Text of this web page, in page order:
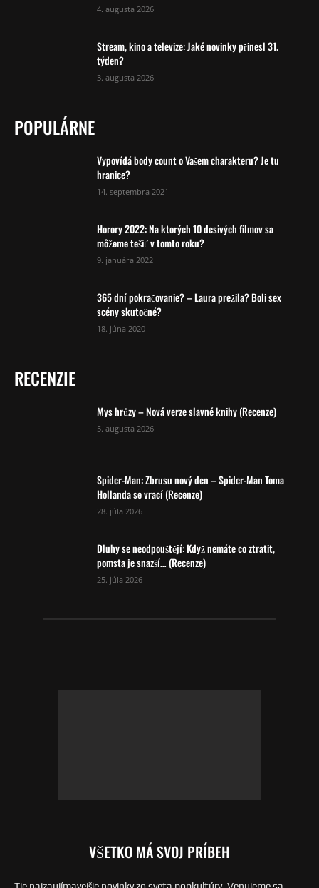
4. augusta 2026
Stream, kino a televize: Jaké novinky přinesl 31.
týden?
3. augusta 2026
POPULÁRNE
Vypovídá body count o Vašem charakteru? Je tu
hranice?
14. septembra 2021
Horory 2022: Na ktorých 10 desivých filmov sa
môžeme tešiť v tomto roku?
9. januára 2022
365 dní pokračovanie? – Laura prežila? Boli sex
scény skutočné?
18. júna 2020
RECENZIE
Mys hrůzy – Nová verze slavné knihy (Recenze)
5. augusta 2026
Spider-Man: Zbrusu nový den – Spider-Man Toma
Hollanda se vrací (Recenze)
28. júla 2026
Dluhy se neodpouštějí: Když nemáte co ztratit,
pomsta je snazší… (Recenze)
25. júla 2026
VŠETKO MÁ SVOJ PRÍBEH
Tie najzaujímavejšie novinky zo sveta popkultúry. Venujeme sa